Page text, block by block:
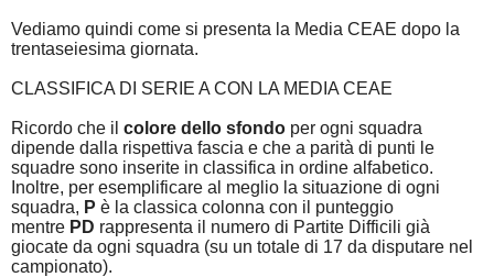
Vediamo quindi come si presenta la Media CEAE dopo la
trentaseiesima giornata.
CLASSIFICA DI SERIE A CON LA MEDIA CEAE
Ricordo che il colore dello sfondo per ogni squadra
dipende dalla rispettiva fascia e che a parità di punti le
squadre sono inserite in classifica in ordine alfabetico.
Inoltre, per esemplificare al meglio la situazione di ogni
squadra, P è la classica colonna con il punteggio
mentre PD rappresenta il numero di Partite Difficili già
giocate da ogni squadra (su un totale di 17 da disputare nel
campionato).